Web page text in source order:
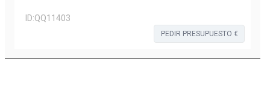
ID:QQ11403
PEDIR PRESUPUESTO €